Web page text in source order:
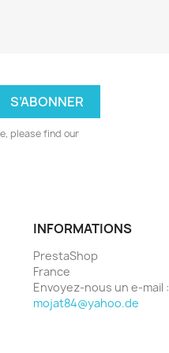
please find our
INFORMATIONS
PrestaShop
France
Envoyez-nous un e-mail :
mojat84@yahoo.de